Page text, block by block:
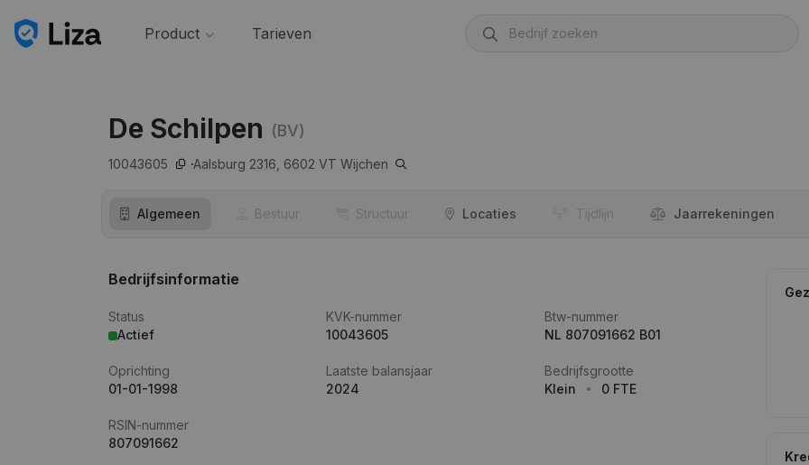
Product Tarieven
De Schilpen (BV)
10043605 Aalsburg 2316, 6602 VT Wijchen
Algemeen Bestuur Structuur Locaties Tijdlijn Jaar­rekeningen
Bedrijfsinformatie
Status
Actief
KVK-nummer
10043605
Btw-nummer
NL 807091662 B01
Oprichting
01-01-1998
Laatste balansjaar
2024
Bedrijfsgrootte
Klein
0 FTE
RSIN-nummer
807091662